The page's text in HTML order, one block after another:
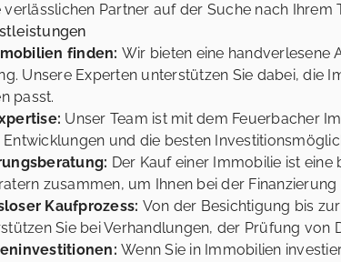
verlässlichen Partner auf der Suche nach
finden: Wir bieten eine handverlesene
Unsere Experten unterstützen Sie dabei, die
passt.
Unser Team ist mit dem Feuerbacher
Entwicklungen und die besten
Der Kauf einer Immobilie ist
zusammen, um Ihnen bei der
Kaufprozess: Von der Besichtigung bis
Sie bei Verhandlungen, der Prüfung von
Wenn Sie in Immobilien